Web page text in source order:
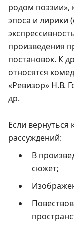
родом поэзии»,
эпоса и лирики
произведения
постановок. К
относятся
«Ревизор» Н.В.
др.
Если
рассуждений:
В
сюжет;